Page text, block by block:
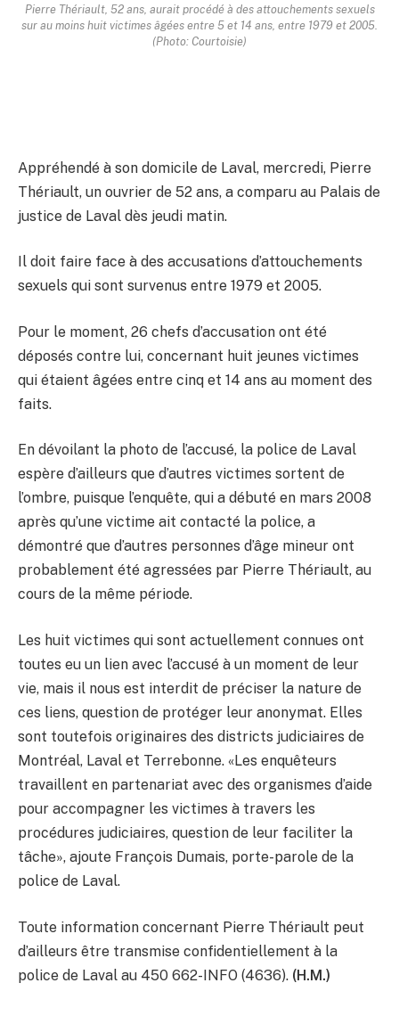
Pierre Thériault, 52 ans, aurait procédé à des attouchements sexuels
sur au moins huit victimes âgées entre 5 et 14 ans, entre 1979 et 2005.
(Photo: Courtoisie)
Appréhendé à son domicile de Laval, mercredi, Pierre
Thériault, un ouvrier de 52 ans, a comparu au Palais de
justice de Laval dès jeudi matin.
Il doit faire face à des accusations d’attouchements
sexuels qui sont survenus entre 1979 et 2005.
Pour le moment, 26 chefs d’accusation ont été
déposés contre lui, concernant huit jeunes victimes
qui étaient âgées entre cinq et 14 ans au moment des
faits.
En dévoilant la photo de l’accusé, la police de Laval
espère d’ailleurs que d’autres victimes sortent de
l’ombre, puisque l’enquête, qui a débuté en mars 2008
après qu’une victime ait contacté la police, a
démontré que d’autres personnes d’âge mineur ont
probablement été agressées par Pierre Thériault, au
cours de la même période.
Les huit victimes qui sont actuellement connues ont
toutes eu un lien avec l’accusé à un moment de leur
vie, mais il nous est interdit de préciser la nature de
ces liens, question de protéger leur anonymat. Elles
sont toutefois originaires des districts judiciaires de
Montréal, Laval et Terrebonne. «Les enquêteurs
travaillent en partenariat avec des organismes d’aide
pour accompagner les victimes à travers les
procédures judiciaires, question de leur faciliter la
tâche», ajoute François Dumais, porte-parole de la
police de Laval.
Toute information concernant Pierre Thériault peut
d’ailleurs être transmise confidentiellement à la
police de Laval au 450 662-INFO (4636). (H.M.)